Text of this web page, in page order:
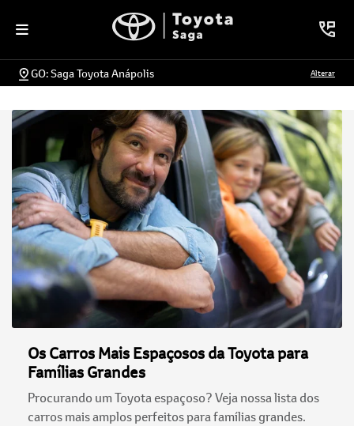
GO: Saga Toyota Anápolis Alterar
Os Carros Mais Espaçosos da Toyota para
Famílias Grandes
Procurando um Toyota espaçoso? Veja nossa lista dos
carros mais amplos perfeitos para famílias grandes.